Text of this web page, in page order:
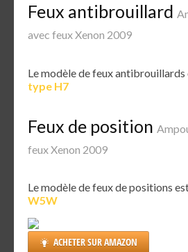
Feux antibrouillard
avec feux Xenon 2009
Le modèle de feux antibrouillards
type H7
Feux de position
feux Xenon 2009
Le modèle de feux de positions
W5W
ACHETER SUR AMAZON